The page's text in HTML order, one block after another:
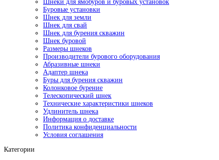
Шнеки для ямобуров и буровых установок
Буровые установки
Шнек для земли
Шнек для свай
Шнек для бурения скважин
Шнек буровой
Размеры шнеков
Производители бурового оборудования
Абразивные шнеки
Адаптер шнека
Буры для бурения скважин
Колонковое бурение
Телескопический шнек
Технические характеристики шнеков
Удлинитель шнека
Информация о доставке
Политика конфиденциальности
Условия соглашения
Категории